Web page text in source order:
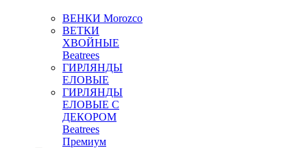
ВЕНКИ Morozco
ВЕТКИ
ХВОЙНЫЕ
Beatrees
ГИРЛЯНДЫ
ЕЛОВЫЕ
ГИРЛЯНДЫ
ЕЛОВЫЕ С
ДЕКОРОМ
Beatrees
Премиум